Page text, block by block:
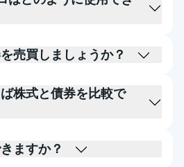
売買しましょうか？
株式と債券を比較で
ますか？